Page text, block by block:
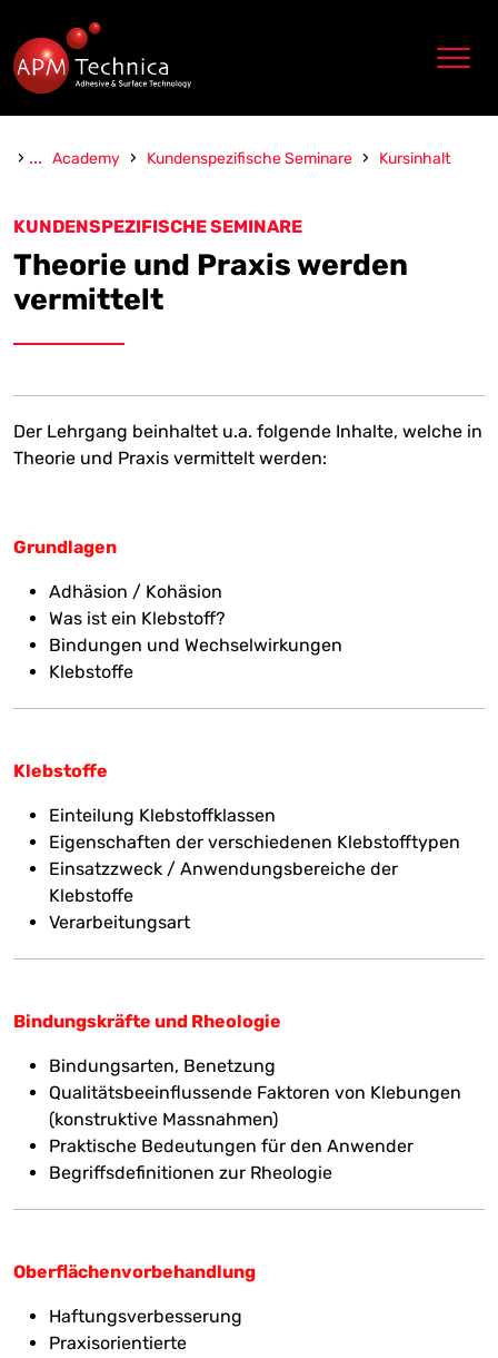
› ... Academy › Kundenspezifische Seminare › Kursinhalt
KUNDENSPEZIFISCHE SEMINARE
Theorie und Praxis werden
vermittelt
Der Lehrgang beinhaltet u.a. folgende Inhalte, welche in
Theorie und Praxis vermittelt werden:
Grundlagen
Adhäsion / Kohäsion
Was ist ein Klebstoff?
Bindungen und Wechselwirkungen
Klebstoffe
Klebstoffe
Einteilung Klebstoffklassen
Eigenschaften der verschiedenen Klebstofftypen
Einsatzzweck / Anwendungsbereiche der
Klebstoffe
Verarbeitungsart
Bindungskräfte und Rheologie
Bindungsarten, Benetzung
Qualitätsbeeinflussende Faktoren von Klebungen
(konstruktive Massnahmen)
Praktische Bedeutungen für den Anwender
Begriffsdefinitionen zur Rheologie
Oberflächenvorbehandlung
Haftungsverbesserung
Praxisorientierte